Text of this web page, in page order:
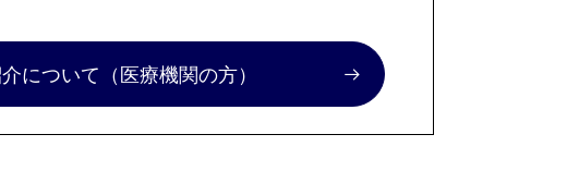
について （医療機関の方）